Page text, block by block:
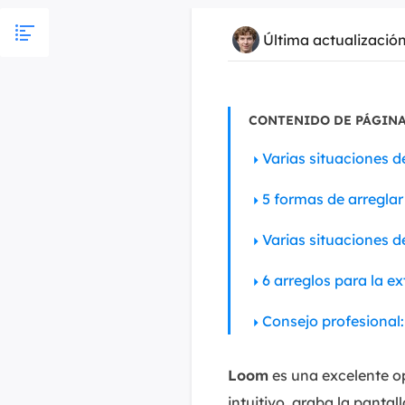
Última
CONTENIDO DE
Varias situaciones
5 formas de
Varias situaciones
6 arreglos para la
Consejo
Loom es una excelente